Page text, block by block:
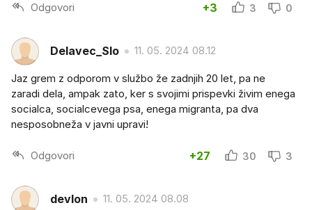
Odgovori +3 3 0
Delavec_Slo 11. 05. 2024 08.12
Jaz grem z odporom v službo že zadnjih 20 let, pa ne
zaradi dela, ampak zato, ker s svojimi prispevki živim enega
socialca, socialcevega psa, enega migranta, pa dva
nesposobneža v javni upravi!
Odgovori +27 30 3
devlon 11. 05. 2024 08.08